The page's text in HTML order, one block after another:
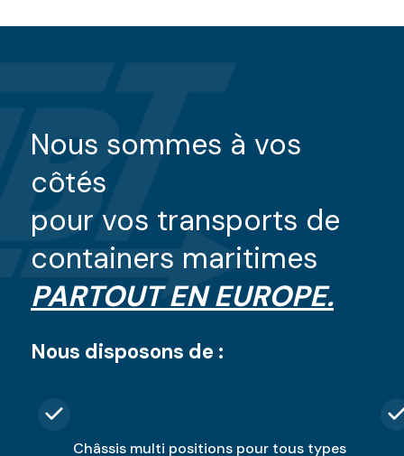
Nous sommes à vos
côtés
pour vos transports de
containers maritimes
PARTOUT EN EUROPE.
Nous disposons de :
Châssis multi positions pour tous types